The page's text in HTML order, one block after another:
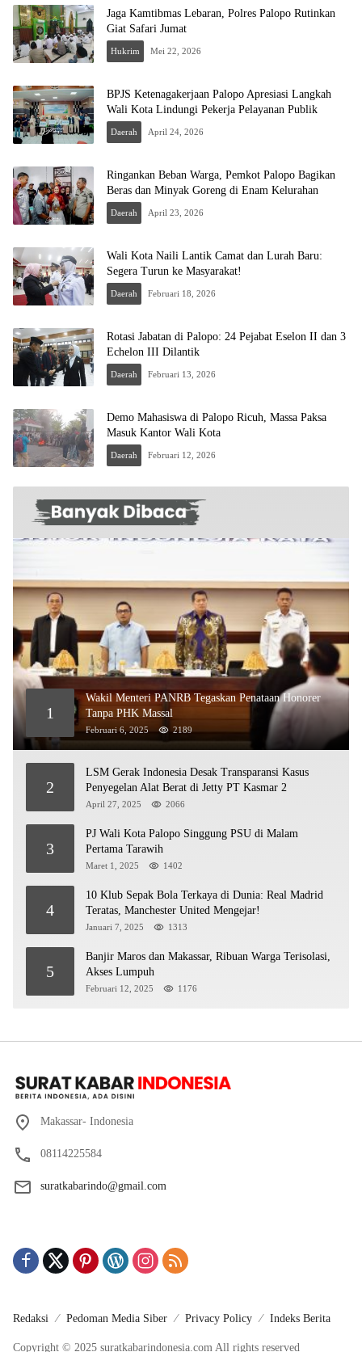
Jaga Kamtibmas Lebaran, Polres Palopo Rutinkan
Giat Safari Jumat
Hukrim Mei 22, 2026
BPJS Ketenagakerjaan Palopo Apresiasi Langkah
Wali Kota Lindungi Pekerja Pelayanan Publik
Daerah April 24, 2026
Ringankan Beban Warga, Pemkot Palopo Bagikan
Beras dan Minyak Goreng di Enam Kelurahan
Daerah April 23, 2026
Wali Kota Naili Lantik Camat dan Lurah Baru:
Segera Turun ke Masyarakat!
Daerah Februari 18, 2026
Rotasi Jabatan di Palopo: 24 Pejabat Eselon II dan 3
Echelon III Dilantik
Daerah Februari 13, 2026
Demo Mahasiswa di Palopo Ricuh, Massa Paksa
Masuk Kantor Wali Kota
Daerah Februari 12, 2026
1
Wakil Menteri PANRB Tegaskan Penataan Honorer
Tanpa PHK Massal
Februari 6, 2025 2189
2
LSM Gerak Indonesia Desak Transparansi Kasus
Penyegelan Alat Berat di Jetty PT Kasmar 2
April 27, 2025 2066
3
PJ Wali Kota Palopo Singgung PSU di Malam
Pertama Tarawih
Maret 1, 2025 1402
4
10 Klub Sepak Bola Terkaya di Dunia: Real Madrid
Teratas, Manchester United Mengejar!
Januari 7, 2025 1313
5
Banjir Maros dan Makassar, Ribuan Warga Terisolasi,
Akses Lumpuh
Februari 12, 2025 1176
Makassar- Indonesia
08114225584
suratkabarindo@gmail.com
Redaksi Pedoman Media Siber Privacy Policy Indeks Berita
Copyright © 2025 suratkabarindonesia.com All rights reserved